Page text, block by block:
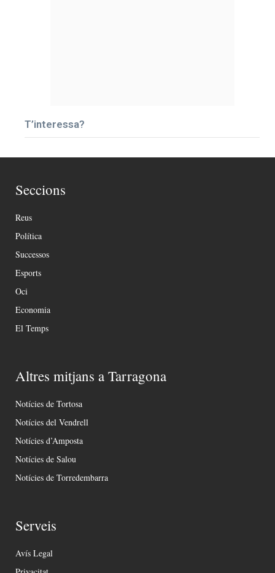
T’interessa?
Seccions
Reus
Política
Successos
Esports
Oci
Economia
El Temps
Altres mitjans a Tarragona
Notícies de Tortosa
Notícies del Vendrell
Notícies d’Amposta
Notícies de Salou
Notícies de Torredembarra
Serveis
Avís Legal